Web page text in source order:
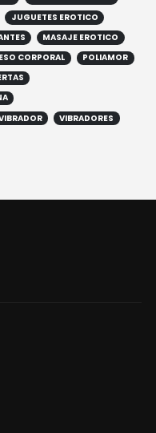
JUGUETES EROTICO
MASAJE EROTICO
CORPORAL
POLIAMOR
VIBRADORES